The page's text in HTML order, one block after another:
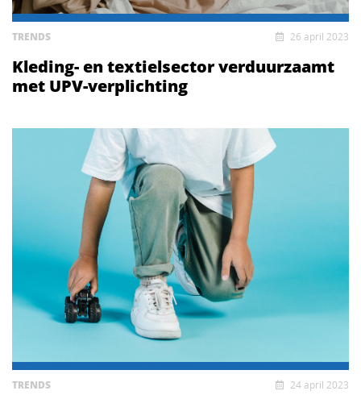
TRENDS 26 april 2023
Kleding- en textielsector verduurzaamt
met UPV-verplichting
TRENDS 24 april 2023